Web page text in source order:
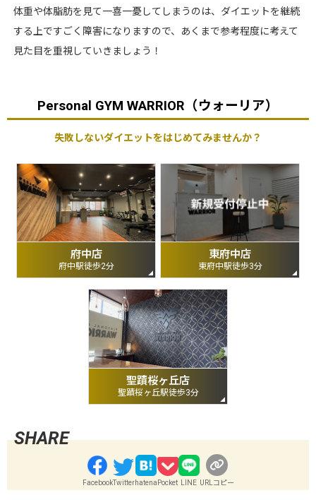
体重や体脂肪を見て一喜一憂してしまうのは、ダイエットを継続
する上ですごく障害になりますので、あくまで参考程度に考えて
見た目を重視していきましょう！
Personal GYM WARRIOR（ウォーリア）
失敗しないダイエットをはじめてみませんか？
府中店
府中駅徒歩2分
東府中店
東府中駅徒歩3分
聖蹟桜ヶ丘店
聖蹟桜ヶ丘駅徒歩3分
FacebookTwitterhatena Pocket LINE URLコピー